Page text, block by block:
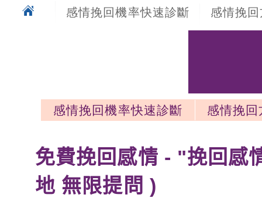
感情挽回機率快速診斷 感情挽
感情挽回機率快速診斷
感情挽
免費挽回感情 - "挽回感
地 無限提問 )